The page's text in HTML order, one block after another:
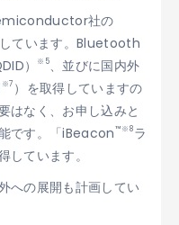
社の
ています。Bluetooth
） ※5、並びに国内外
※7 ）を取得していますの
はなく、お申し込みと
です。「iBeacon™※8ラ
しています。
への展開も計画してい